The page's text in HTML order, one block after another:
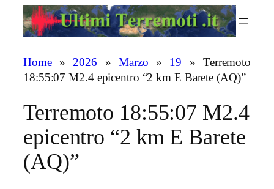
Home»2026 » Marzo » 19 » Terremoto
18:55:07 M2.4 epicentro “2 km E Barete (AQ)”
Terremoto 18:55:07 M2.4
epicentro “2 km E Barete
(AQ)”